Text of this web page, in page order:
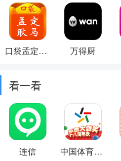
口袋孟定耿马 万得厨
看一看
连信 中国体育彩票